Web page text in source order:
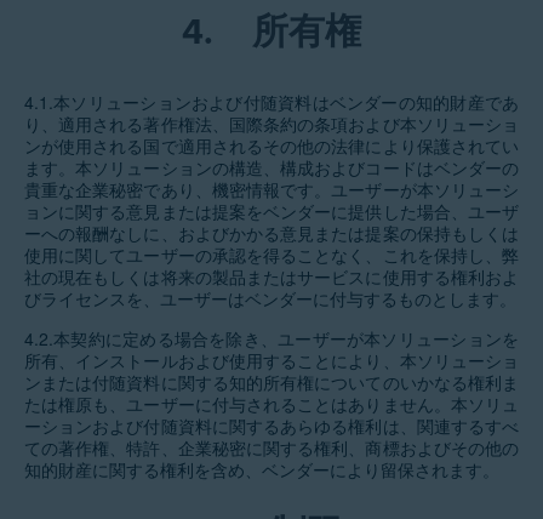
4. 所有権
4.1.本ソリューションおよび付随資料はベンダーの知的財産であ
り、適用される著作権法、国際条約の条項および本ソリューショ
ンが使用される国で適用されるその他の法律により保護されてい
ます。本ソリューションの構造、構成およびコードはベンダーの
貴重な企業秘密であり、機密情報です。ユーザーが本ソリューシ
ョンに関する意見または提案をベンダーに提供した場合、ユーザ
ーへの報酬なしに、およびかかる意見または提案の保持もしくは
使用に関してユーザーの承認を得ることなく、これを保持し、弊
社の現在もしくは将来の製品またはサービスに使用する権利およ
びライセンスを、ユーザーはベンダーに付与するものとします。
4.2.本契約に定める場合を除き、ユーザーが本ソリューションを
所有、インストールおよび使用することにより、本ソリューショ
ンまたは付随資料に関する知的所有権についてのいかなる権利ま
たは権原も、ユーザーに付与されることはありません。本ソリュ
ーションおよび付随資料に関するあらゆる権利は、関連するすべ
ての著作権、特許、企業秘密に関する権利、商標およびその他の
知的財産に関する権利を含め、ベンダーにより留保されます。